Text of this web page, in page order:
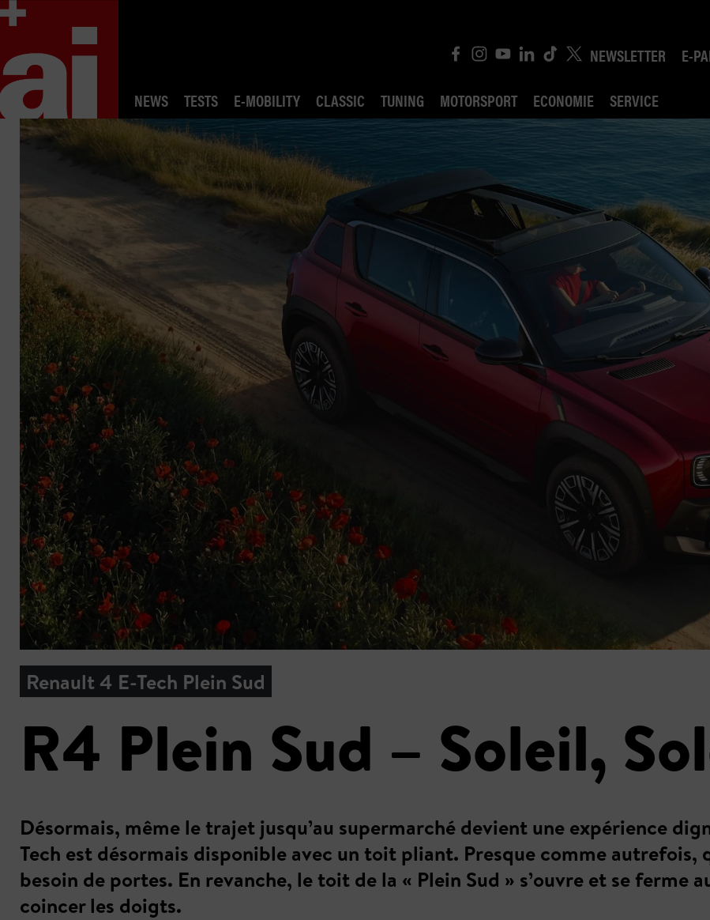
NEWSLETTER E-
NEWS
TESTS E-MOBILITY CLASSIC TUNING MOTORSPORT ECONOMIE SERVICE
AI CONSEIL JURIDIQUE
POLITIQUE DES
COMPÉTITION
Renault 4 E-Tech Plein Sud
R4 Plein Sud – Soleil,
Désormais, même le trajet jusqu’au supermarché devient une expérience
Tech est désormais disponible avec un toit pliant. Presque comme autrefois,
besoin de portes. En revanche, le toit de la « Plein Sud » s’ouvre et se ferme
coincer les doigts.